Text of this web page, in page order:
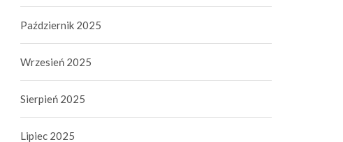
Październik 2025
Wrzesień 2025
Sierpień 2025
Lipiec 2025